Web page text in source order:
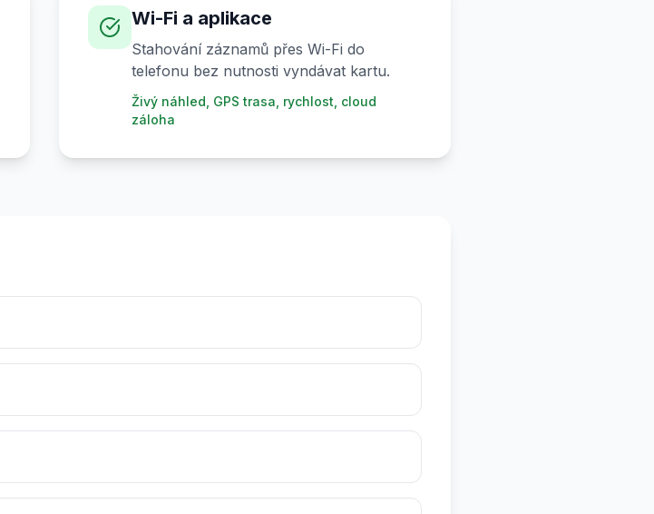
Wi-Fi a aplikace
Stahování záznamů přes Wi-Fi do
telefonu bez nutnosti vyndávat kartu.
Živý náhled, GPS trasa, rychlost, cloud
záloha